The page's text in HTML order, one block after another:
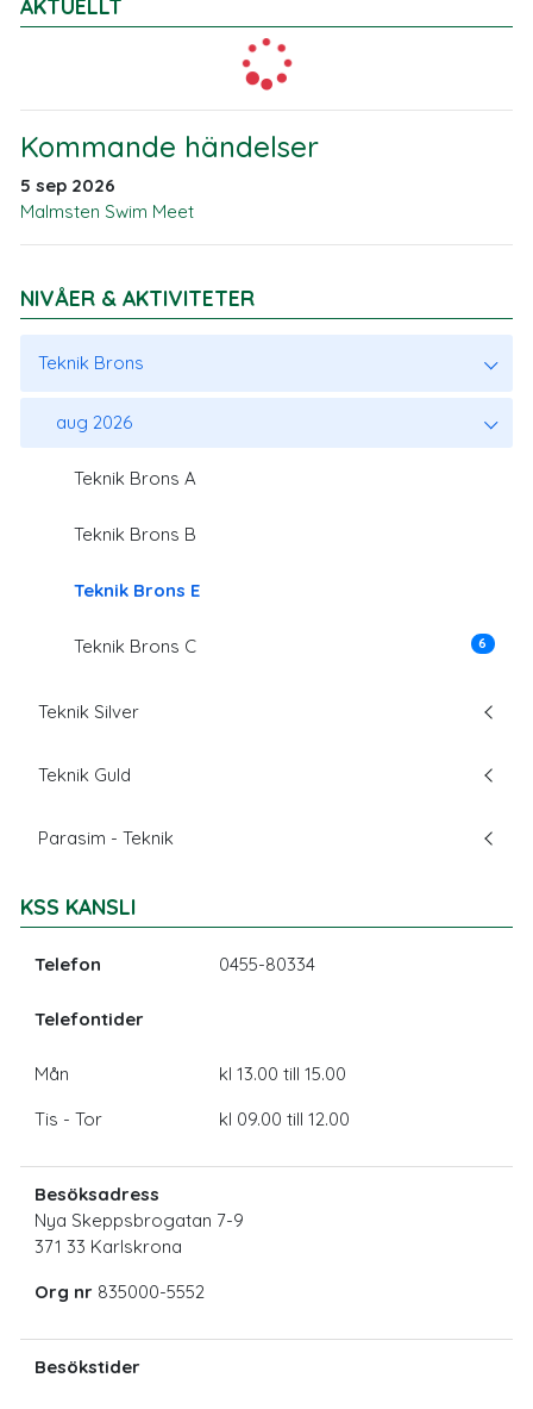
AKTUELLT
Kommande händelser
5 sep 2026
Malmsten Swim Meet
NIVÅER & AKTIVITETER
Teknik Brons
aug 2026
Teknik Brons A
Teknik Brons B
Teknik Brons E
Teknik Brons C 6
Teknik Silver
Teknik Guld
Parasim - Teknik
KSS KANSLI
Telefon 0455-80334
Telefontider
Mån
Tis - Tor
kl 13.00 till 15.00
kl 09.00 till 12.00
Besöksadress
Nya Skeppsbrogatan 7-9
371 33 Karlskrona
Org nr 835000-5552
Besökstider